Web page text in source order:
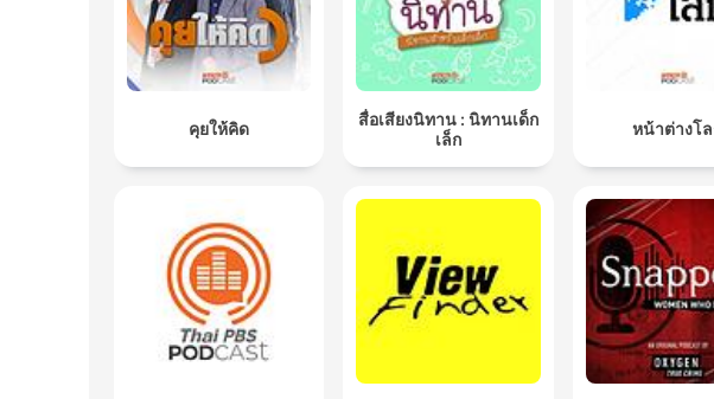
คุยให้คิด
สื่อเสียงนิทาน : นิทานเด็ก
เล็ก
หน้าต่างโ